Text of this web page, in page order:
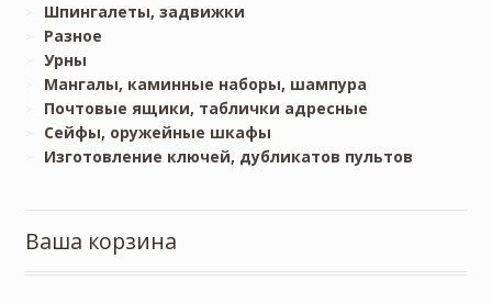
Шпингалеты, задвижки
Разное
Урны
Мангалы, каминные наборы, шампура
Почтовые ящики, таблички адресные
Сейфы, оружейные шкафы
Изготовление ключей, дубликатов пультов
Ваша корзина